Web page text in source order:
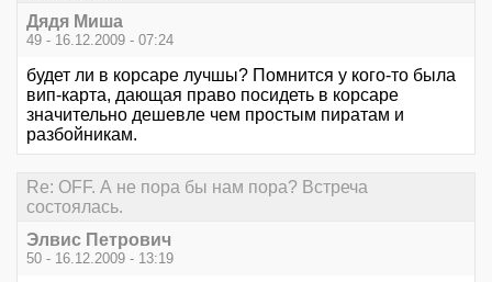
Дядя Миша
49 - 16.12.2009 - 07:24
будет ли в корсаре лучшы? Помнится у кого-то была
вип-карта, дающая право посидеть в корсаре
значительно дешевле чем простым пиратам и
разбойникам.
Re: OFF. А не пора бы нам пора? Встреча
состоялась.
Элвис Петрович
50 - 16.12.2009 - 13:19